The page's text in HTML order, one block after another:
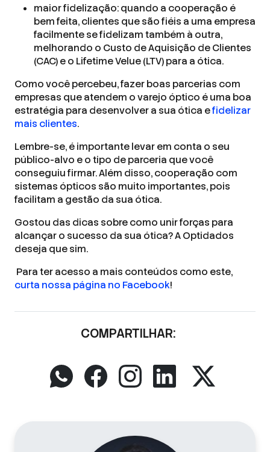
maior fidelização: quando a cooperação é
bem feita, clientes que são fiéis a uma empresa
facilmente se fidelizam também à outra,
melhorando o Custo de Aquisição de Clientes
(CAC) e o Lifetime Velue (LTV) para a ótica.
Como você percebeu, fazer boas parcerias com
empresas que atendem o varejo óptico é uma boa
estratégia para desenvolver a sua ótica efidelizar
mais clientes.
Lembre-se, é importante levar em conta o seu
público-alvo e o tipo de parceria que você
conseguiu firmar. Além disso, cooperação com
sistemas ópticos são muito importantes, pois
facilitam a gestão da sua ótica.
Gostou das dicas sobre como unir forças para
alcançar o sucesso da sua ótica? A Optidados
deseja que sim.
Para ter acesso a mais conteúdos como este,
curta nossa página no Facebook!
COMPARTILHAR: